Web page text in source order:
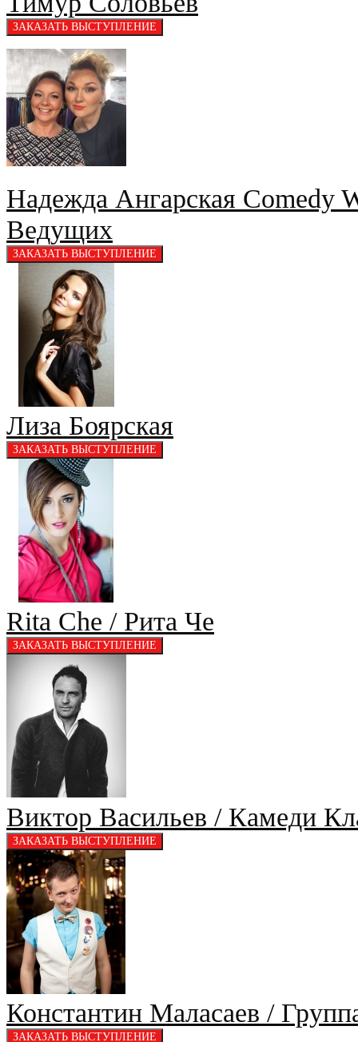
Надежда Ангарская Comedy
Ведущих
Лиза Боярская
Rita Che / Рита Че
Виктор Васильев / Камеди
Константин Маласаев /